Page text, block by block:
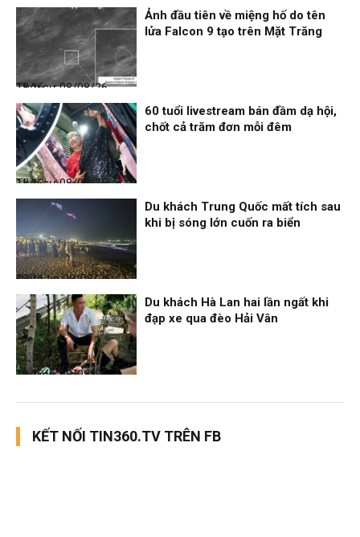
Thời sự
08/08/26, 18:16
Ảnh đầu tiên về miệng hố do tên
lửa Falcon 9 tạo trên Mặt Trăng
Thời sự
08/08/26, 13:13
60 tuổi livestream bán đầm dạ hội,
chốt cả trăm đơn mỗi đêm
Điểm tin
08/08/26, 13:11
Du khách Trung Quốc mất tích sau
khi bị sóng lớn cuốn ra biển
Thời sự
08/08/26, 13:10
Du khách Hà Lan hai lần ngất khi
đạp xe qua đèo Hải Vân
KẾT NỐI TIN360.TV TRÊN FB